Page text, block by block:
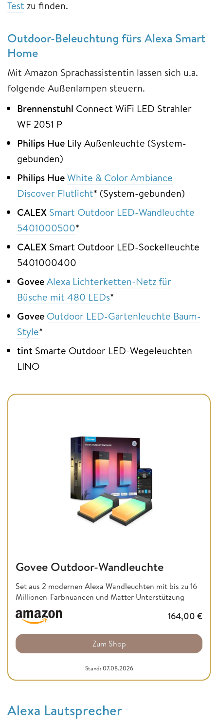
Test zu finden.
Outdoor-Beleuchtung fürs Alexa Smart
Home
Mit Amazon Sprachassistentin lassen sich u.a.
folgende Außenlampen steuern.
Brennenstuhl Connect WiFi LED Strahler
WF 2051 P
Philips Hue Lily Außenleuchte (System-
gebunden)
Philips HueWhite & Color Ambiance
Discover Flutlicht* (System-gebunden)
CALEX Smart Outdoor LED-Wandleuchte
5401000500*
CALEX Smart Outdoor LED-Sockelleuchte
5401000400
GoveeAlexa Lichterketten-Netz für
Büsche mit 480 LEDs*
Govee Outdoor LED-Gartenleuchte Baum-
Style*
tint Smarte Outdoor LED-Wegeleuchten
LINO
Govee Outdoor-Wandleuchte
Set aus 2 modernen Alexa Wandleuchten mit bis zu 16
Millionen-Farbnuancen und Matter Unterstützung
164,00 €
Zum Shop
Stand: 07.08.2026
Alexa Lautsprecher